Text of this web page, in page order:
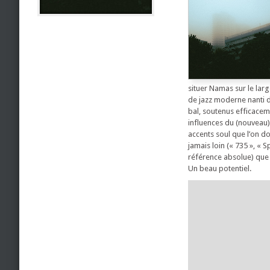
situer Namas sur le
de jazz moderne nanti
bal, soutenus
influences du
accents soul que l’on
jamais loin (« 735 », «
référence absolue)
Un beau potentiel.